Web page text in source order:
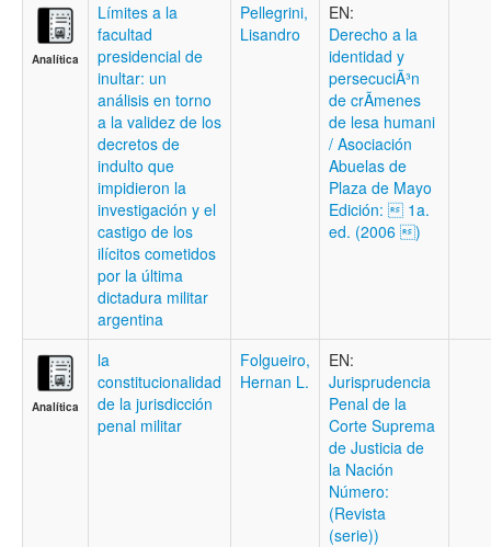
Analítica
Límites a la
facultad
presidencial de
inultar: un
análisis en torno
a la validez de los
decretos de
indulto que
impidieron la
investigación y el
castigo de los
ilícitos cometidos
por la última
dictadura militar
argentina
Pellegrini,
Lisandro
EN:
Derecho a la
identidad y
persecuciÃ³n
de crÃ­menes
de lesa humani
/ Asociación
Abuelas de
Plaza de Mayo
Edición:  1a.
ed. (2006 )
Analítica
la
constitucionalidad
de la jurisdicción
penal militar
Folgueiro,
Hernan L.
EN:
Jurisprudencia
Penal de la
Corte Suprema
de Justicia de
la Nación
Número:
(Revista
(serie))